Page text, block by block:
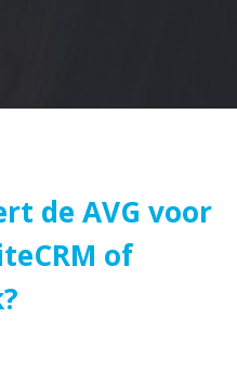
de AVG voor
of